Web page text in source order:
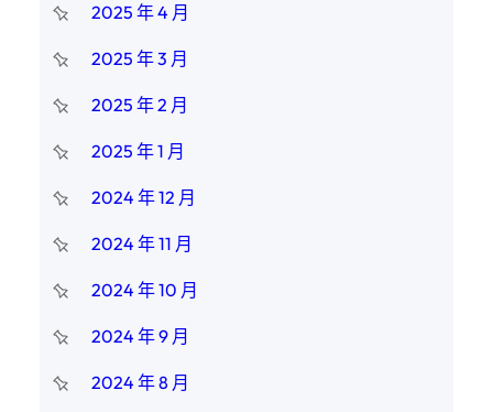
2025 年 4 月
2025 年 3 月
2025 年 2 月
2025 年 1 月
2024 年 12 月
2024 年 11 月
2024 年 10 月
2024 年 9 月
2024 年 8 月